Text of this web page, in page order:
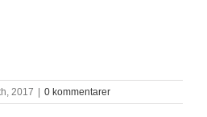
2017 0 kommentarer